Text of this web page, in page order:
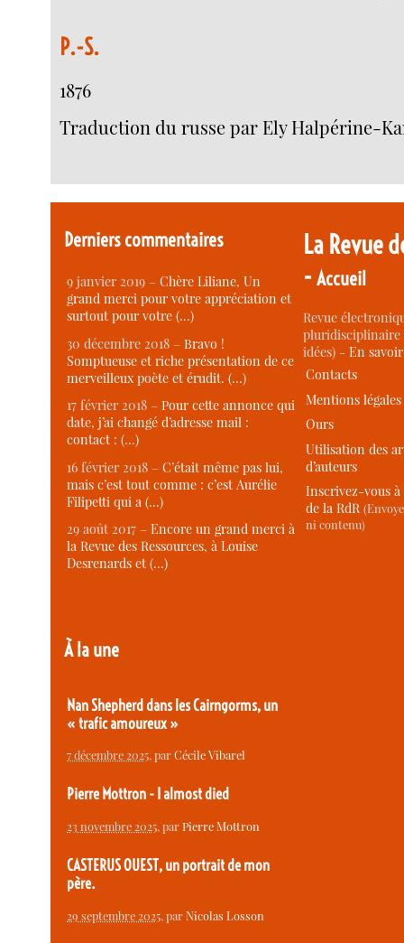
P.-S.
1876
Traduction du russe par Ely Halpérine-
Derniers commentaires
9 janvier 2019 –Chère Liliane, Un
grand merci pour votre appréciation et
surtout pour votre (…)
30 décembre 2018 –Bravo !
Somptueuse et riche présentation de ce
merveilleux poète et érudit. (…)
17 février 2018 –Pour cette annonce qui
date, j’ai changé d’adresse mail :
contact : (…)
16 février 2018 –C’était même pas lui,
mais c’est tout comme : c’est Aurélie
Filipetti qui a (…)
29 août 2017 –Encore un grand merci à
la Revue des Ressources, à Louise
Desrenards et (…)
À la une
Nan Shepherd dans les Cairngorms, un
« trafic amoureux »
7 décembre 2025, parCécile Vibarel
Pierre Mottron - I almost died
23 novembre 2025, parPierre Mottron
CASTERUS OUEST, un portrait de mon
père.
29 septembre 2025, parNicolas Losson
La Revue
-Accueil
Revue
idées) -En
Contacts
Mentions légales
Ours
Utilisation des
d’auteurs
Inscrivez-vous
de la RdR
ni contenu)